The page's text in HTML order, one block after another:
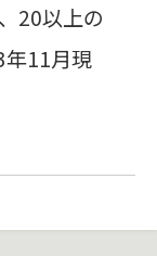
20以上の
年11月現